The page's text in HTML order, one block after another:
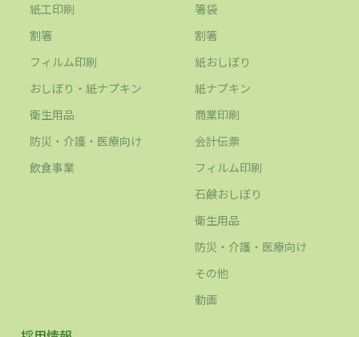
紙工印刷
割箸
フィルム印刷
おしぼり・紙ナプキン
衛生用品
防災・介護・医療向け
飲食事業
箸袋
割箸
紙おしぼり
紙ナプキン
商業印刷
会計伝票
フィルム印刷
石鹸おしぼり
衛生用品
防災・介護・医療向け
その他
動画